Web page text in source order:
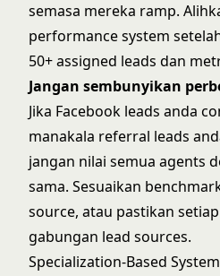
semasa mereka ramp.
performance system
50+ assigned leads dan
Jangan sembunyikan
Jika Facebook leads anda
manakala referral leads
jangan nilai semua agents
sama. Sesuaikan
source, atau pastikan
gabungan lead sources.
Specialization-Based